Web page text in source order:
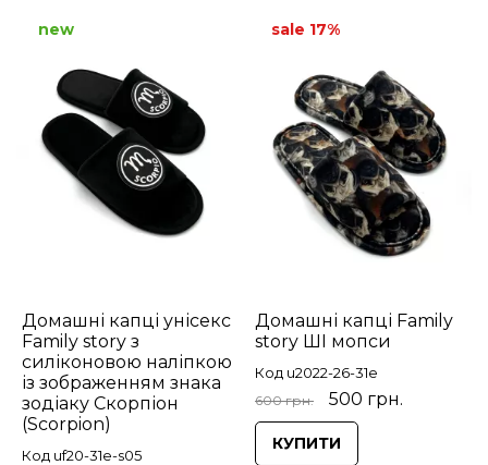
Домашні капці унісекс
Family story з
силіконовою наліпкою
із зображенням знака
зодіаку Скорпіон
(Scorpion)
Код uf20-31e-s05
new
Домашні капці Family
story ШІ мопси
Код u2022-26-31e
600 грн. 500 грн.
sale 17%
КУПИТИ